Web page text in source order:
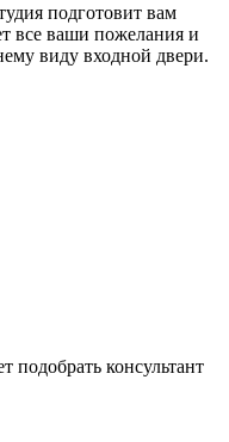
подготовит вам
все ваши пожелания и
виду входной двери.
консультант